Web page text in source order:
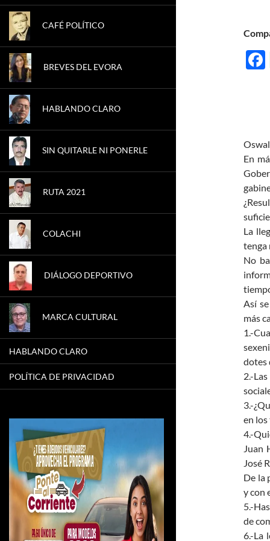
En
La
tenga
No
Así
más
1.-
dotes
2.-
3.-
en los
4.-
Juan
José
De la
y con
5.-
de
6.-La
CAFÉ POLÍTICO
BREVES DEL EVORA
HABLANDO CLARO
SIN QUITARLE NI PONERLE
RUTA 2021
COLACHI
DIÁLOGO DEPORTIVO
MARCA CULTURAL
HABLANDO CLARO
POLÍTICA DE PRIVACIDAD